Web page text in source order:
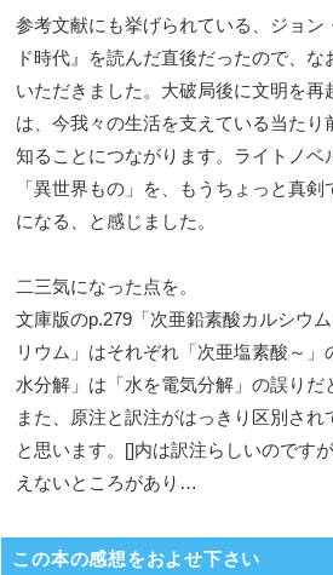
参考文献にも挙げられている、ジョン
ド時代』を読んだ直後だったので、
いただきました。大破局後に文明を再
は、今我々の生活を支えている当たり
知ることにつながります。ライトノベ
「異世界もの」を、もうちょっと真
になる、と感じました。
二三気になった点を。
文庫版のp.279「次亜鉛素酸カルシウ
リウム」はそれぞれ「次亜塩素酸～」
水分解」は「水を電気分解」の誤りだ
また、原注と訳注がはっきり区別され
と思います。[]内は訳注らしいのです
えないところがあり…
この本の感想をおよせ下さい